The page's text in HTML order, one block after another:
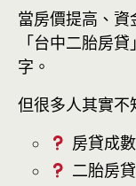
當房價提高、資
「台中二胎房
字。
但很多人其實不
房貸成
二胎房